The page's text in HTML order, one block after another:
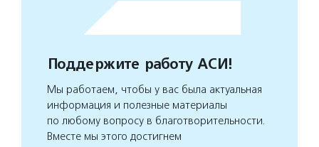
Поддержите работу АСИ!
Мы работаем, чтобы у вас была актуальная
информация и полезные материалы
по любому вопросу в благотворительности.
Вместе мы этого достигнем